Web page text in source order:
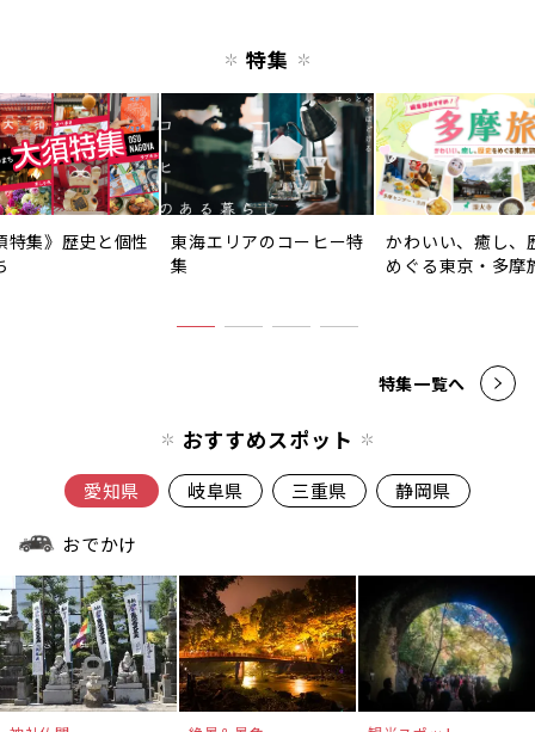
特集
特集》歴史と個性
東海エリアのコーヒー特
集
かわいい、癒し、
めぐる東京・多摩
特集一覧へ
おすすめスポット
愛知県 岐阜県 三重県 静岡県
おでかけ